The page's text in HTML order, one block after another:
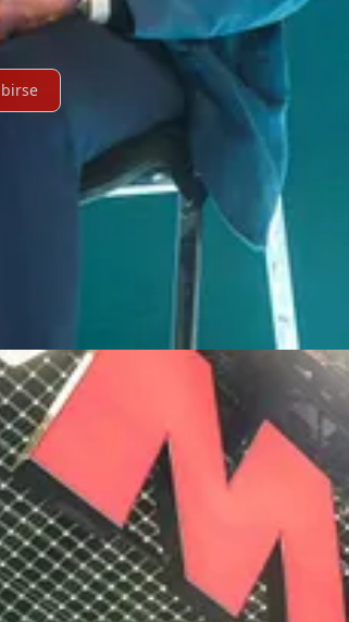
Aviso de recolección